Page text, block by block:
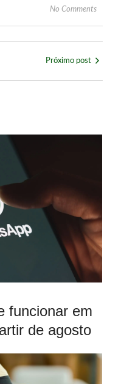
No Comments
Próximo post
funcionar em
de agosto